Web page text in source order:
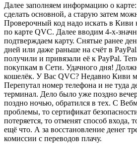
Далее заполняем информацию о
сделать основной, а старую затем
Проверочный код надо искать в Киви
по карте QVC. Далее вводим 4-х-
подтверждаем карту. Снятые ранее
дней или даже раньше на счёт в
получили и привязали её к PayPal.
покупкам в Сети. Удачного дня!
кошелёк. У Вас QVC? Недавно Киви
Перепутал номер телефона и не туда
терминал. Дело было уже поздно
поздно ночью, обратился в тех. С
проблемы, то сертификат
потеряется, то отменят способ входа,
ещё что. А за восстановление денег
комиссии с переводов плачу.